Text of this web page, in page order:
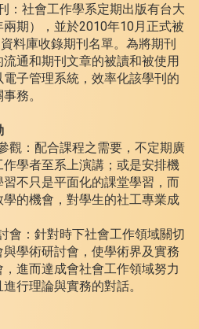
：社會工作學系定期出版有台大
期），並於2010年10月正式被
料庫收錄期刊名單。為將期刊
通和期刊文章的被讀和被使用
子管理系統，效率化該學刊的
務。
觀：配合課程之需要，不定期廣
學者至系上演講；或是安排機
不只是平面化的課堂學習，而
的機會，對學生的社工專業成
會：針對時下社會工作領域關切
學術研討會，使學術界及實務
進而達成會社會工作領域努力
行理論與實務的對話。